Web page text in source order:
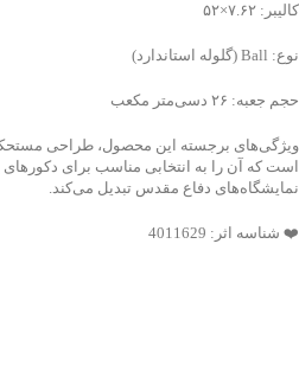
کالیبر: ۷.۶۲×۵۲
نوع: Ball (گلوله استاندارد)
حجم جعبه: ۲۶ دسی‌متر مکعب
ویژگی‌های برجسته این محصول، طراحی
است که آن را به انتخابی مناسب برای دکورهای
نمایشگاه‌های دفاع مقدس تبدیل می‌کند.
❤️ شناسه اثر: 4011629